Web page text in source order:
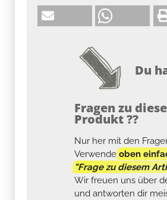
Du
Fragen zu
Produkt ??
Nur her mit den
Verwendeoben
"Frage zu diesem
Wir freuen uns über
und antworten dir